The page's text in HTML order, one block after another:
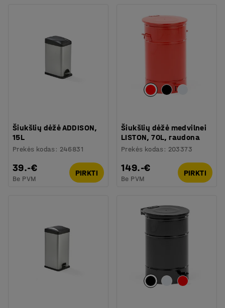
Šiukšlių dėžė ADDISON,
15L
Prekės kodas : 246831
39.-€
Be PVM
PIRKTI
Šiukšlių dėžė medvilnei
LISTON, 70L, raudona
Prekės kodas : 203373
149.-€
Be PVM
PIRKTI